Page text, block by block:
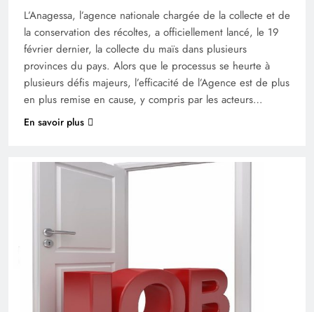
L’Anagessa, l’agence nationale chargée de la collecte et de
la conservation des récoltes, a officiellement lancé, le 19
février dernier, la collecte du maïs dans plusieurs
provinces du pays. Alors que le processus se heurte à
plusieurs défis majeurs, l’efficacité de l’Agence est de plus
en plus remise en cause, y compris par les acteurs…
En savoir plus